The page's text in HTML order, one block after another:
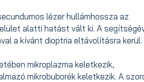
lézer hullámhossza az
alatti hatást vált ki. A
a kívánt dioptria eltávolításra kerül.
mikroplazma keletkezik,
mikrobuborék keletkezik. A